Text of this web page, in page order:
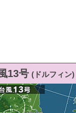
13号 (ドルフィン)